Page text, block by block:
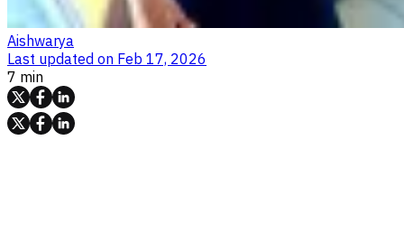
Aishwarya
Last updated on Feb 17, 2026
7 min